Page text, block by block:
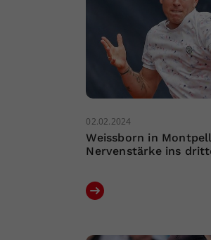
02.02.2024
Weissborn in
Nervenstärke ins